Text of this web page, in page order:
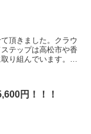
頂きました。クラウ
テップは高松市や香
り組んでいます。
円！！！